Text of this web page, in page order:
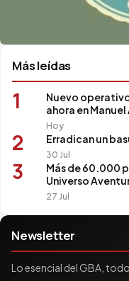
Más leídas
1
Nuevo
ahora en
Hoy
2 Erradican un
30 Jul
3
Más de 60.000
Universo
27 Jul
Newsletter
Lo esencial del GBA,